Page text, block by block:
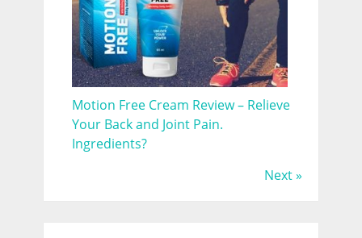
Motion Free Cream Review – Relieve
Your Back and Joint Pain.
Ingredients?
Next »